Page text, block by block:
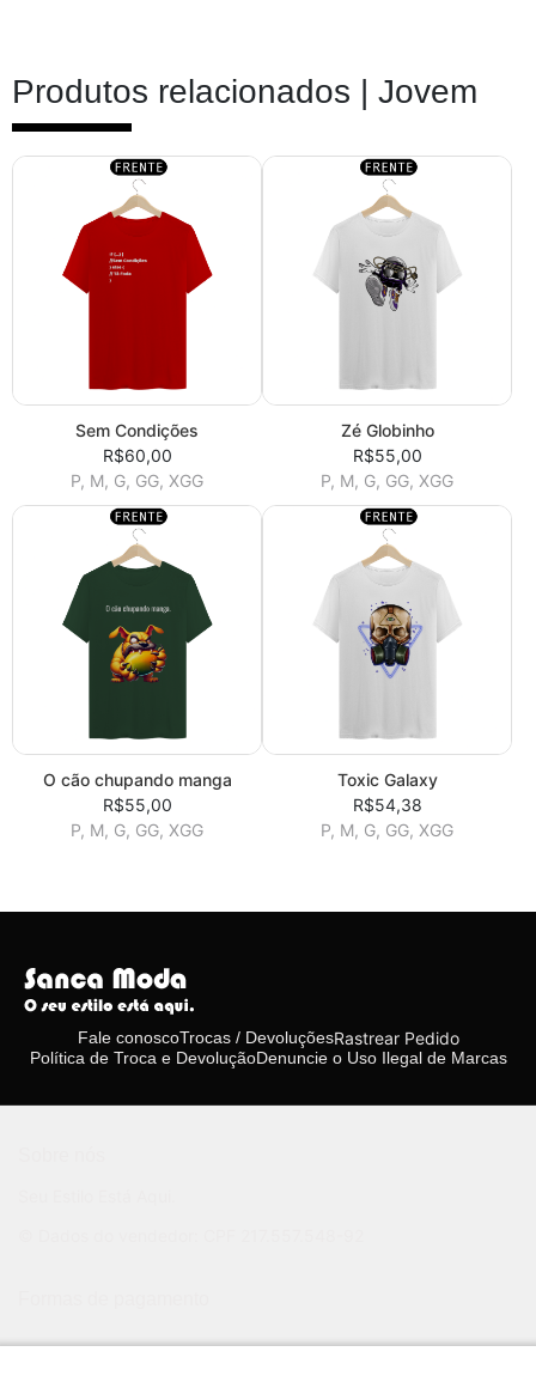
Produtos relacionados | Jovem
Sem Condições
R$60,00
P, M, G, GG, XGG
Zé Globinho
R$55,00
P, M, G, GG, XGG
O cão chupando manga
R$55,00
P, M, G, GG, XGG
Toxic Galaxy
R$54,38
P, M, G, GG, XGG
Fale conoscoTrocas / DevoluçõesRastrear Pedido
Política de Troca e DevoluçãoDenuncie o Uso Ilegal de Marcas